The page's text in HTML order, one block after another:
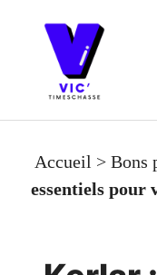
Accueil > Bons
essentiels pour